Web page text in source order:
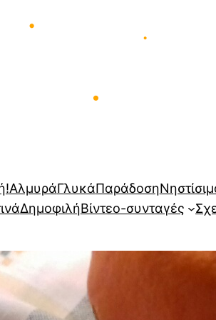
ΑλμυράΓλυκάΠαράδοση
ΔημοφιλήΒίντεο-συνταγές